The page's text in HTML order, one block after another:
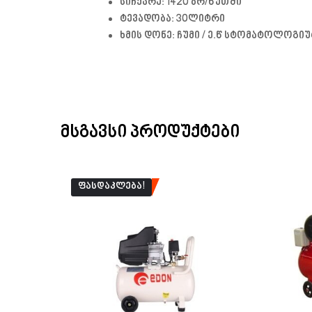
ტევადობა: 30ლიტრი
ხმის დონე: ჩუმი / ე.წ
ᲛᲡᲒᲐᲕᲡᲘ ᲞᲠᲝᲓᲣᲥᲢᲔᲑᲘ
ᲤᲐᲡᲓᲐᲙᲚᲔᲑᲐ!